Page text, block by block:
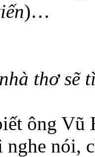
)…
thơ sẽ
ông Vũ
nói,